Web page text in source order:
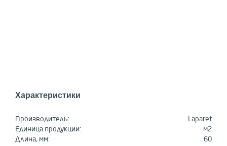
Характеристики
Производитель:
Laparet
Единица продукции:
м2
Длина, мм:
60